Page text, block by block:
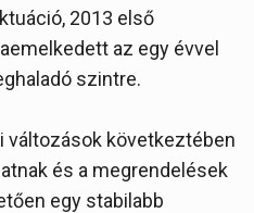
2013 első
az egy évvel
szintre.
változások következtében
és a megrendelések
egy stabilabb